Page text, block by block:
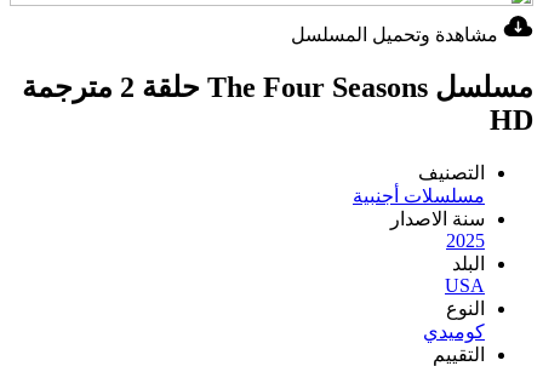
مشاهدة وتحميل المسلسل
مسلسل The Four Seasons حلقة 2 مترجمة
HD
التصنيف
مسلسلات أجنبية
سنة الاصدار
2025
البلد
USA
النوع
كوميدي
التقييم